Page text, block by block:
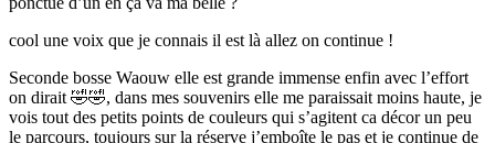
cool une voix que je connais il est là allez on continue !
Seconde bosse Waouw elle est grande immense enfin avec l’effort
on dirait 🤣🤣, dans mes souvenirs elle me paraissait moins haute, je
vois tout des petits points de couleurs qui s’agitent ca décor un peu
le parcours, toujours sur la réserve j’emboîte le pas et je continue de